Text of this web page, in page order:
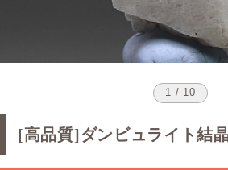
1 / 10
[高品質]ダンビュライト結